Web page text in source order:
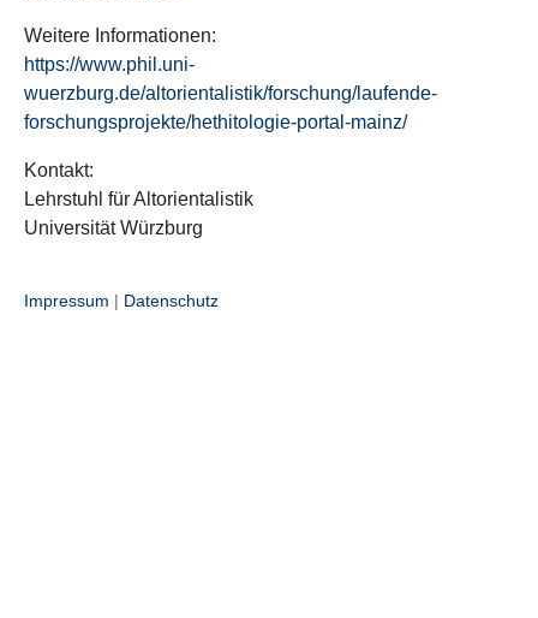
Weitere Informationen:
https://www.phil.uni-
wuerzburg.de/altorientalistik/forschung/laufende-
forschungsprojekte/hethitologie-portal-mainz/
Kontakt:
Lehrstuhl für Altorientalistik
Universität Würzburg
Impressum | Datenschutz